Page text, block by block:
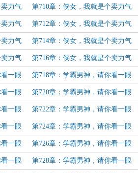
更）
的加 的酱油党（83）（袖儿语柴刀的加
更）
力气 第710章：侠女，我就是个卖力气
的酱油党（85）
力气 第712章：侠女，我就是个卖力气
的酱油党（87）
力气 第714章：侠女，我就是个卖力气
的酱油党（89）
力气 第716章：侠女，我就是个卖力气
的酱油党（完）
一眼 第718章：学霸男神，请你看一眼
同班校花（2）
一眼 第720章：学霸男神，请你看一眼
同班校花（4）
一眼
加更）
第722章：学霸男神，请你看一眼
同班校花（6）（蕊的人生的加更）
一眼 第724章：学霸男神，请你看一眼
同班校花（8）
一眼 第726章：学霸男神，请你看一眼
同班校花（10）
一眼 第728章：学霸男神，请你看一眼